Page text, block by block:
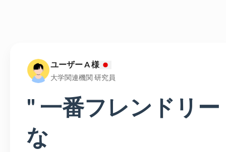
ユーザー A 様
大学関連機関 研究員
" 一番フレンドリー
な